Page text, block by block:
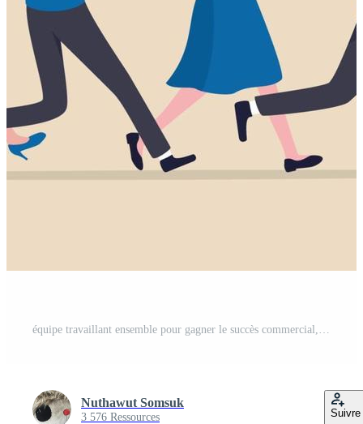
Nuthawut Somsuk
3 576 Ressources Suivre